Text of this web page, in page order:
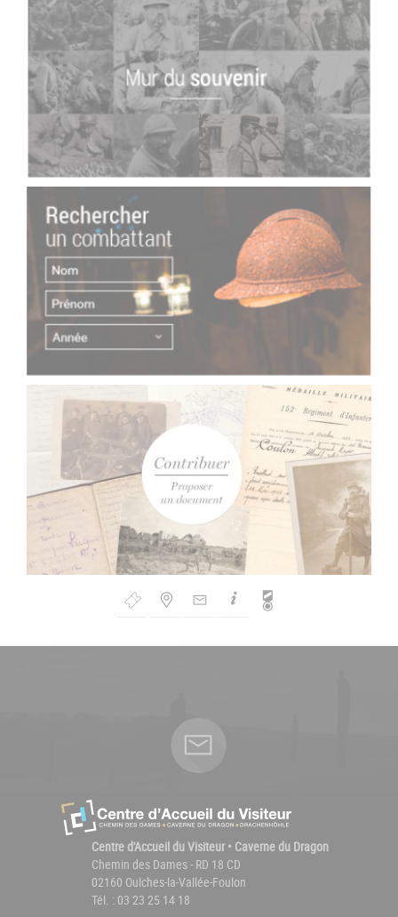
de
Centre d'Accueil du Visiteur • Caverne du Dragon
Chemin des Dames - RD 18 CD
02160 Oulches-la-Vallée-Foulon
Tél. : 03 23 25 14 18